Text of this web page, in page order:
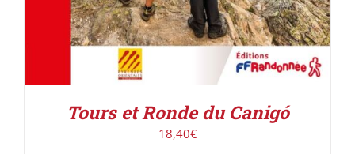
Tours et Ronde du Canigó
18,40€